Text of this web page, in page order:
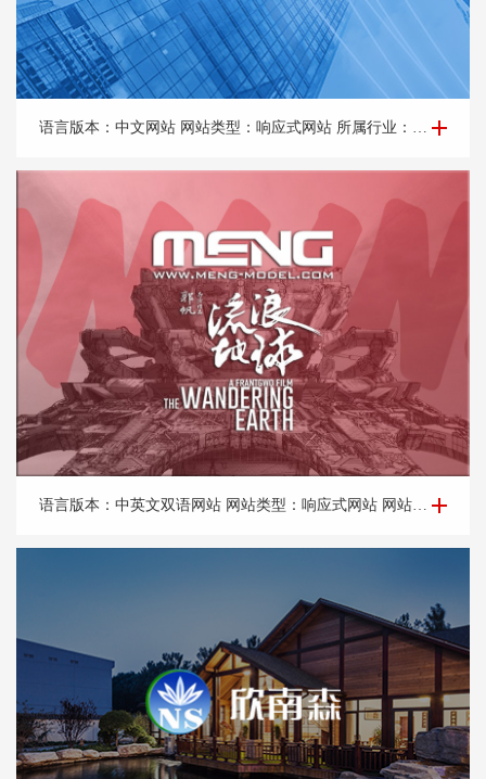
企业网站建设-东莞市地*线企业服务有限公司
企业网站建设-瑞*世纪（深圳）模型有限公司 语言版本：中英文双语网站 网站类型：响应式网站 网站特点：外贸网站建设 所属行业：模型制作，模型设计。 所属地区：深圳网站建设